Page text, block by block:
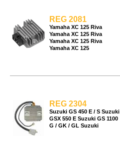
REG 2081
Yamaha XC 125 Riva
Yamaha XC 125 Riva
Yamaha XC 125 Riva
Yamaha XC 125
REG 2304
Suzuki GS 450 E / S Suzuki
GSX 550 E Suzuki GS 1100
G / GK / GL Suzuki